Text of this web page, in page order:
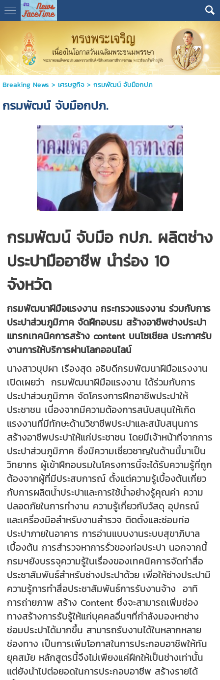
Breaking News > เศรษฐกิจ> กรมพัฒน์ จับมือกปภ
กรมพัฒน์ จับมือกปภ.
กรมพัฒน์ จับมือ กปภ. ผลิตช่าง
ประปามืออาชีพ นำร่อง 10
จังหวัด
กรมพัฒนาฝีมือแรงงาน กระทรวงแรงงาน ร่วมกับการ
ประปาส่วนภูมิภาค จัดฝึกอบรม สร้างอาชีพช่างประปา
แทรกเทคนิคการสร้าง content บนโซเชียล ประกาศรับ
งานการให้บริการผ่านโลกออนไลน์
นางสาวบุปผา เรืองสุด อธิบดีกรมพัฒนาฝีมือแรงงาน
เปิดเผยว่า กรมพัฒนาฝีมือแรงงาน ได้ร่วมกับการ
ประปาส่วนภูมิภาค จัดโครงการฝึกอาชีพประปาให้
ประชาชน เนื่องจากมีความต้องการสนับสนุนให้เกิด
แรงงานที่มีทักษะด้านวิชาชีพประปาและสนับสนุนการ
สร้างอาชีพประปาให้แก่ประชาชน โดยมีเจ้าหน้าที่จากการ
ประปาส่วนภูมิภาค ซึ่งมีความเชี่ยวชาญในด้านนี้มาเป็น
วิทยากร ผู้เข้าฝึกอบรมในโครงการนี้จะได้รับความรู้ที่ถูก
ต้องจากผู้ที่มีประสบการณ์ ตั้งแต่ความรู้เบื้องต้นเกี่ยว
กับการผลิตน้ำประปาและการใช้น้ำอย่างรู้คุณค่า ความ
ปลอดภัยในการทำงาน ความรู้เกี่ยวกับวัสดุ อุปกรณ์
และเครื่องมือสำหรับงานสำรวจ ติดตั้งและซ่อมท่อ
ประปาภายในอาคาร การอ่านแบบงานระบบสุขาภิบาล
เบื้องต้น การสำรวจหาการรั่วของท่อประปา นอกจากนี้
กรมฯยังบรรจุความรู้ในเรื่องของเทคนิคการจัดทำสื่อ
ประชาสัมพันธ์สำหรับช่างประปาด้วย เพื่อให้ช่างประปามี
ความรู้การทำสื่อประชาสัมพันธ์การรับงานจ้าง อาทิ
การถ่ายภาพ สร้าง Content ซึ่งจะสามารถเพิ่มช่อง
ทางสร้างการรับรู้ให้แก่บุคคลอื่นๆที่กำลังมองหาช่าง
ซ่อมประปาได้มากขึ้น สามารถรับงานได้ในหลากหลาย
ช่องทาง เป็นการเพิ่มโอกาสในการประกอบอาชีพให้ทัน
ยุคสมัย หลักสูตรนี้จึงไม่เพียงแค่ฝึกให้เป็นช่างเท่านั้น
แต่ยังนำไปต่อยอดในการประกอบอาชีพ สร้างรายได้